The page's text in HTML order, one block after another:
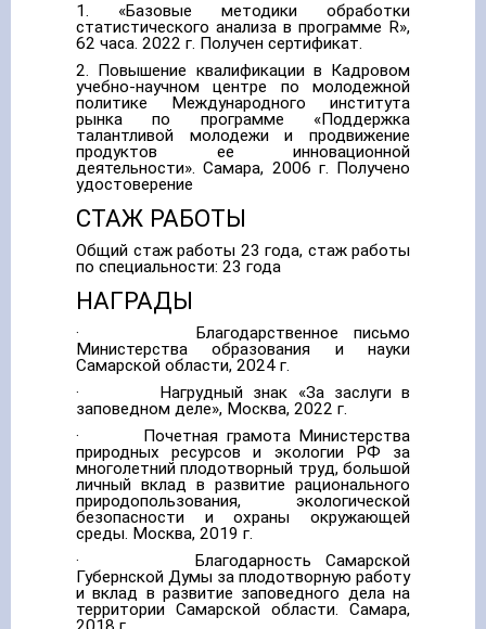
1. «Базовые методики обработки
статистического анализа в программе R»,
62 часа. 2022 г. Получен сертификат.
2. Повышение квалификации в Кадровом
учебно-научном центре по молодежной
политике Международного института
рынка по программе «Поддержка
талантливой молодежи и продвижение
продуктов ее инновационной
деятельности». Самара, 2006 г. Получено
удостоверение
СТАЖ РАБОТЫ
Общий стаж работы 23 года, стаж работы
по специальности: 23 года
НАГРАДЫ
· Благодарственное письмо
Министерства образования и науки
Самарской области, 2024 г.
· Нагрудный знак «За заслуги в
заповедном деле», Москва, 2022 г.
· Почетная грамота Министерства
природных ресурсов и экологии РФ за
многолетний плодотворный труд, большой
личный вклад в развитие рационального
природопользования, экологической
безопасности и охраны окружающей
среды. Москва, 2019 г.
· Благодарность Самарской
Губернской Думы за плодотворную работу
и вклад в развитие заповедного дела на
территории Самарской области. Самара,